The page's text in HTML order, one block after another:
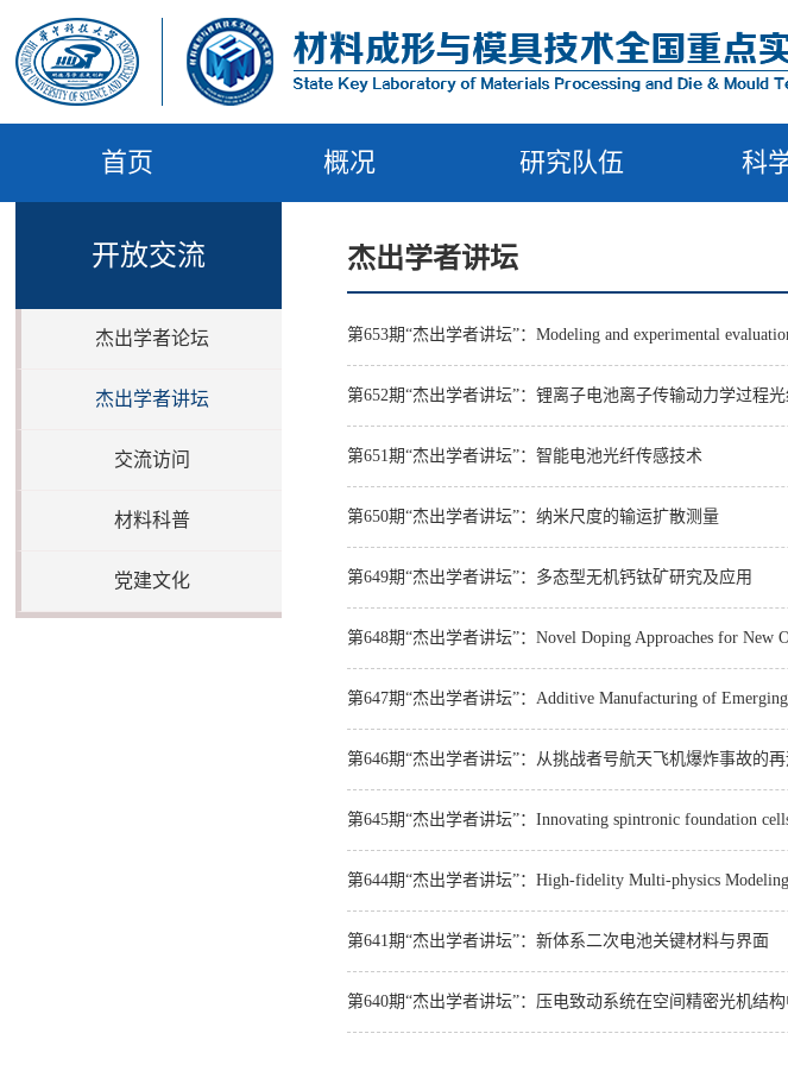
首页 概况 研究队伍 科
开放交流
杰出学者论坛
杰出学者讲坛
交流访问
材料科普
党建文化
杰出学者讲坛
第653期“杰出学者讲坛”：Modeling and experimental
第652期“杰出学者讲坛”：锂离子电池离子传输动力学过程
第651期“杰出学者讲坛”：智能电池光纤传感技术
第650期“杰出学者讲坛”：纳米尺度的输运扩散测量
第649期“杰出学者讲坛”：多态型无机钙钛矿研究及应用
第648期“杰出学者讲坛”：Novel Doping Approaches for New
第647期“杰出学者讲坛”：Additive Manufacturing of
第646期“杰出学者讲坛”：从挑战者号航天飞机爆炸事故的
第645期“杰出学者讲坛”：Innovating spintronic foundation
第644期“杰出学者讲坛”：High-fidelity Multi-physics
第641期“杰出学者讲坛”：新体系二次电池关键材料与界面
第640期“杰出学者讲坛”：压电致动系统在空间精密光机结